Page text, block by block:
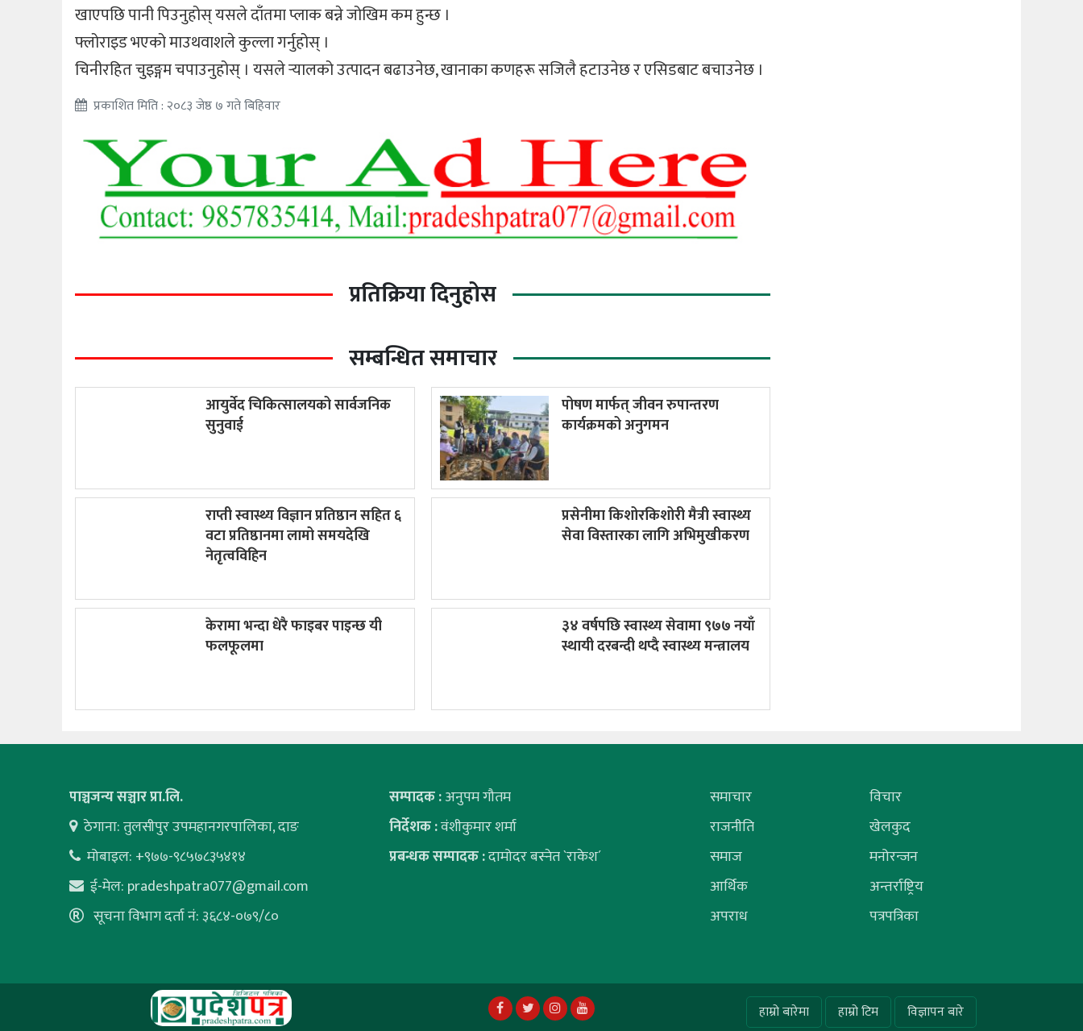
खाएपछि पानी पिउनुहोस् यसले दाँतमा प्लाक बन्ने जोखिम कम हुन्छ ।
फ्लोराइड भएको माउथवाशले कुल्ला गर्नुहोस् ।
चिनीरहित चुइङ्गम चपाउनुहोस् । यसले र्‍यालको उत्पादन बढाउनेछ, खानाका कणहरू सजिलै हटाउनेछ र एसिडबाट बचाउनेछ ।
प्रकाशित मिति : २०८३ जेष्ठ ७ गते बिहिवार
प्रतिक्रिया दिनुहोस
सम्बन्धित समाचार
आयुर्वेद चिकित्सालयको सार्वजनिक
सुनुवाई
पोषण मार्फत् जीवन रुपान्तरण
कार्यक्रमको अनुगमन
राप्ती स्वास्थ्य विज्ञान प्रतिष्ठान सहित ६
वटा प्रतिष्ठानमा लामो समयदेखि
नेतृत्वविहिन
प्रसेनीमा किशोरकिशोरी मैत्री स्वास्थ्य
सेवा विस्तारका लागि अभिमुखीकरण
केरामा भन्दा धेरै फाइबर पाइन्छ यी
फलफूलमा
३४ वर्षपछि स्वास्थ्य सेवामा ९७७ नयाँ
स्थायी दरबन्दी थप्दै स्वास्थ्य मन्त्रालय
पाञ्चजन्य सञ्चार प्रा.लि.
ठेगाना: तुलसीपुर उपमहानगरपालिका, दाङ
मोबाइल: +९७७-९८५७८३५४१४
ई-मेल: pradeshpatra077@gmail.com
सूचना विभाग दर्ता नं: ३६८४-०७९/८०
सम्पादक :अनुपम गौतम
निर्देशक :वंशीकुमार शर्मा
प्रबन्धक सम्पादक :दामोदर बस्नेत `राकेश´
समाचार
राजनीति
समाज
आर्थिक
अपराध
विचार
खेलकुद
मनोरन्जन
अन्तर्राष्ट्रिय
पत्रपत्रिका
हाम्रो बारेमा हाम्रो टिम विज्ञापन बारे